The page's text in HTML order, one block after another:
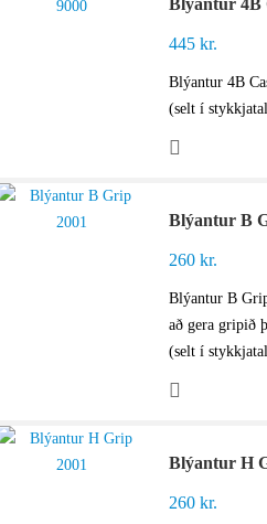
Blýantur 4B
445kr.
Blýantur 4B
(selt í
Blýantur B
260kr.
Blýantur B
að gera gripið
(selt í
Blýantur H
260kr.